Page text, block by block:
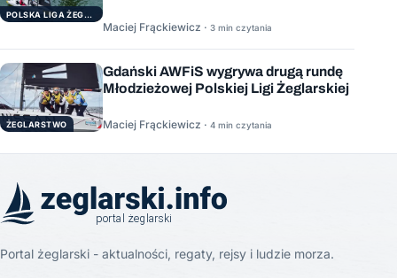
POLSKA LIGA ŻEGLARSKA
Maciej Frąckiewicz · 3 min czytania
ŻEGLARSTWO
Gdański AWFiS wygrywa drugą rundę
Młodzieżowej Polskiej Ligi Żeglarskiej
Maciej Frąckiewicz · 4 min czytania
Portal żeglarski - aktualności, regaty, rejsy i ludzie morza.